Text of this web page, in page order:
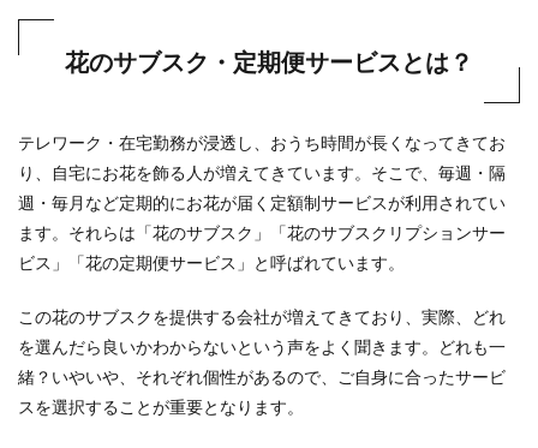
花のサブスク・定期便サービスとは？
テレワーク・在宅勤務が浸透し、おうち時間が長くなってきてお
り、自宅にお花を飾る人が増えてきています。そこで、毎週・隔
週・毎月など定期的にお花が届く定額制サービスが利用されてい
ます。それらは「花のサブスク」「花のサブスクリプションサー
ビス」「花の定期便サービス」と呼ばれています。
この花のサブスクを提供する会社が増えてきており、実際、どれ
を選んだら良いかわからないという声をよく聞きます。どれも一
緒？いやいや、それぞれ個性があるので、ご自身に合ったサービ
スを選択することが重要となります。